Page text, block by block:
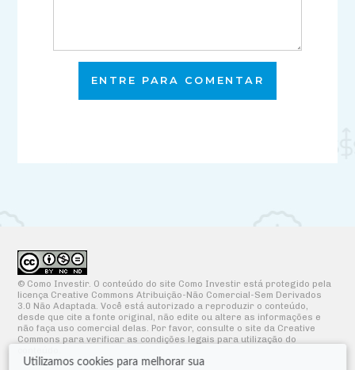
Utilizamos cookies para melhorar sua
ENTRE PARA COMENTAR
© Como Investir. O conteúdo do site Como Investir está protegido pela
licença Creative Commons Atribuição-Não Comercial-Sem Derivados
3.0 Não Adaptada. Você está autorizado a reproduzir o conteúdo,
desde que cite a fonte original, não edite ou altere as informações e
não faça uso comercial delas. Por favor, consulte o site da Creative
Commons para verificar as condições legais para utilização do